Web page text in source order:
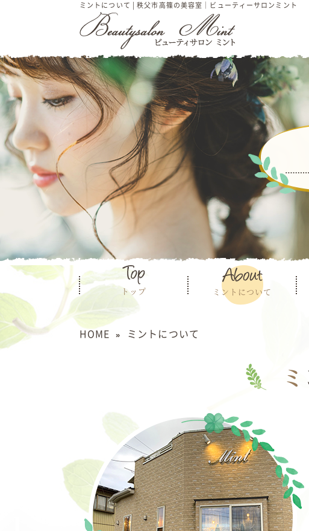
ミントについて | 秩父市高篠の美容室｜ビューティーサロンミント
トップ ミントについて
HOME ミントについて